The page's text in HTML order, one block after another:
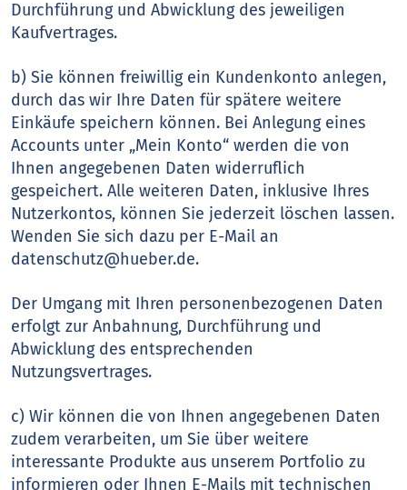
Durchführung und Abwicklung des jeweiligen
Kaufvertrages.
b) Sie können freiwillig ein Kundenkonto anlegen,
durch das wir Ihre Daten für spätere weitere
Einkäufe speichern können. Bei Anlegung eines
Accounts unter „Mein Konto“ werden die von
Ihnen angegebenen Daten widerruflich
gespeichert. Alle weiteren Daten, inklusive Ihres
Nutzerkontos, können Sie jederzeit löschen lassen.
Wenden Sie sich dazu per E-Mail an
datenschutz@hueber.de.
Der Umgang mit Ihren personenbezogenen Daten
erfolgt zur Anbahnung, Durchführung und
Abwicklung des entsprechenden
Nutzungsvertrages.
c) Wir können die von Ihnen angegebenen Daten
zudem verarbeiten, um Sie über weitere
interessante Produkte aus unserem Portfolio zu
informieren oder Ihnen E-Mails mit technischen